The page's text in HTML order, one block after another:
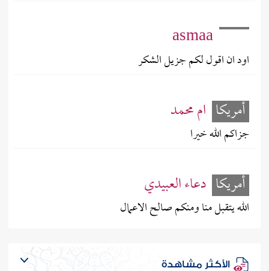
asmaa
اود ان اقول لكم جزيل الشكر
أمريكا ام محمد
جزاكم الله خيرا
أمريكا دعاء العبيدي
الله يتقبل منا ومنكم صالح الاعمال
الأكثر مشاهدة